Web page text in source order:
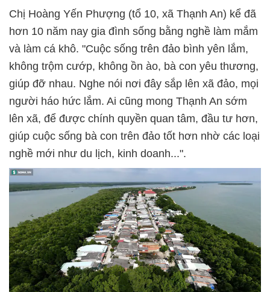
Chị Hoàng Yến Phượng (tổ 10, xã Thạnh An) kể đã
hơn 10 năm nay gia đình sống bằng nghề làm mắm
và làm cá khô. "Cuộc sống trên đảo bình yên lắm,
không trộm cướp, không ồn ào, bà con yêu thương,
giúp đỡ nhau. Nghe nói nơi đây sắp lên xã đảo, mọi
người háo hức lắm. Ai cũng mong Thạnh An sớm
lên xã, để được chính quyền quan tâm, đầu tư hơn,
giúp cuộc sống bà con trên đảo tốt hơn nhờ các loại
nghề mới như du lịch, kinh doanh...".